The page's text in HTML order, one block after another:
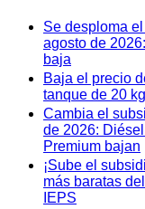
Se desploma
agosto de
baja
Baja el precio
tanque de 20 kg
Cambia el
de 2026:
Premium bajan
¡Sube el
más baratas
IEPS